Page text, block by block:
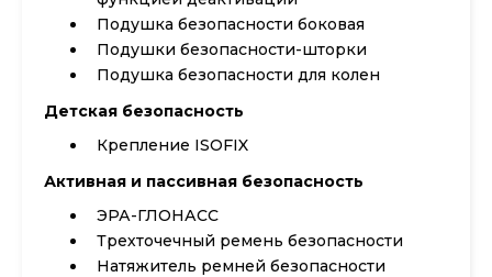
Подушка безопасности боковая
Подушки безопасности-шторки
Подушка безопасности для колен
Детская безопасность
Крепление ISOFIX
Активная и пассивная безопасность
ЭРА-ГЛОНАСС
Трехточечный ремень безопасности
Натяжитель ремней безопасности